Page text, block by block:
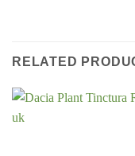
RELATED